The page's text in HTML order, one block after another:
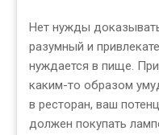
Нет нужды
разумный и
нуждается в пище.
каким-то образом
в ресторан, ваш
должен покупать